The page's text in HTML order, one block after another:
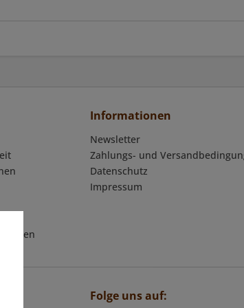
Informationen
Newsletter
Zahlungs- und
Datenschutz
Impressum
Folge uns auf: